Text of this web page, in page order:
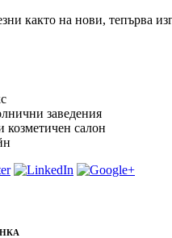
както на нови, тепърва
заведения
козметичен салон